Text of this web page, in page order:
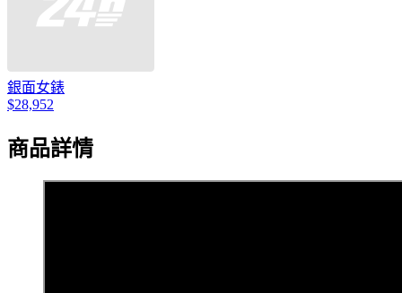
銀面女錶
$28,952
商品詳情